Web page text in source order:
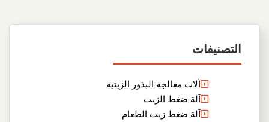
التصنيفات
آلات معالجة البذور الزيتية
آلة ضغط الزيت
آلة ضغط زيت الطعام